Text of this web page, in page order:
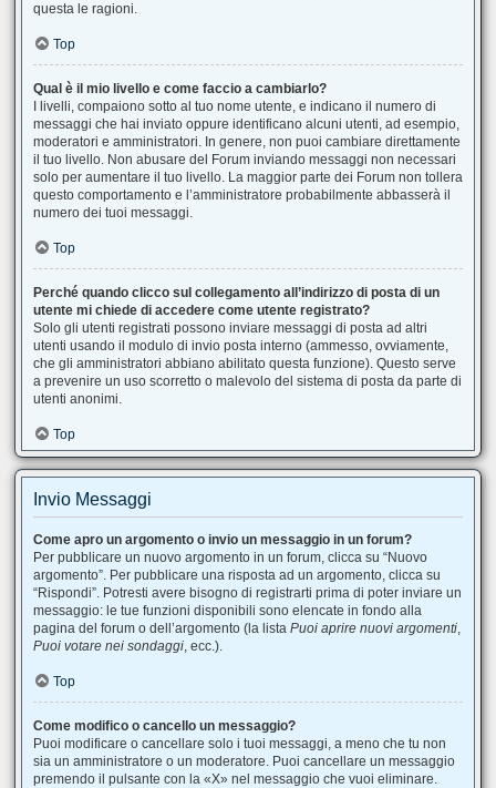
questa le ragioni.
Top
Qual è il mio livello e come faccio a cambiarlo?
I livelli, compaiono sotto al tuo nome utente, e indicano il numero di
messaggi che hai inviato oppure identificano alcuni utenti, ad esempio,
moderatori e amministratori. In genere, non puoi cambiare direttamente
il tuo livello. Non abusare del Forum inviando messaggi non necessari
solo per aumentare il tuo livello. La maggior parte dei Forum non tollera
questo comportamento e l’amministratore probabilmente abbasserà il
numero dei tuoi messaggi.
Top
Perché quando clicco sul collegamento all’indirizzo di posta di un
utente mi chiede di accedere come utente registrato?
Solo gli utenti registrati possono inviare messaggi di posta ad altri
utenti usando il modulo di invio posta interno (ammesso, ovviamente,
che gli amministratori abbiano abilitato questa funzione). Questo serve
a prevenire un uso scorretto o malevolo del sistema di posta da parte di
utenti anonimi.
Top
Invio Messaggi
Come apro un argomento o invio un messaggio in un forum?
Per pubblicare un nuovo argomento in un forum, clicca su “Nuovo
argomento”. Per pubblicare una risposta ad un argomento, clicca su
“Rispondi”. Potresti avere bisogno di registrarti prima di poter inviare un
messaggio: le tue funzioni disponibili sono elencate in fondo alla
pagina del forum o dell’argomento (la lista Puoi aprire nuovi argomenti,
Puoi votare nei sondaggi, ecc.).
Top
Come modifico o cancello un messaggio?
Puoi modificare o cancellare solo i tuoi messaggi, a meno che tu non
sia un amministratore o un moderatore. Puoi cancellare un messaggio
premendo il pulsante con la «X» nel messaggio che vuoi eliminare.